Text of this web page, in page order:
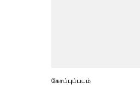
கோப்புப்படம்